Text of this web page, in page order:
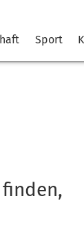
Sport